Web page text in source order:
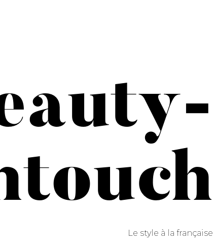
Le style à la française